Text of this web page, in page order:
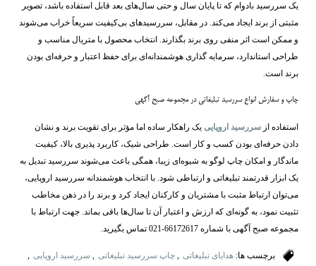
یک سررسید بادوام که تا پایان سال و حتی سال‌های بعد قابل استفاده باشد، تصویر
مثبتی از برند ایجاد می‌کند. در مقابل، سررسیدهای بی‌کیفیت سریعاً خراب می‌شوند
و ممکن است اثر منفی روی برند بگذارند. انتخاب محصول با متریال مناسب و
طراحی استاندارد، سرمایه‌ گذاری هوشمندانه‌ای برای حفظ اعتبار و حرفه‌ای بودن
برند است.
چاپ و سفارش انواع سررسید تبلیغاتی در مجموعه صبح آگهی
استفاده از سررسید اروپایی یک راهکار ساده اما مؤثر برای تقویت برند و نشان
دادن حرفه‌ای بودن کسب ‌و کار است. طراحی شیک، کاربرد پذیری بالا، کیفیت
ماندگار و امکان چاپ لوگو به شیوه‌ای زیبا، همگی باعث می‌شوند سررسید تبدیل به
یک ابزار قدرتمند تبلیغاتی و ارتباطی شود. با انتخاب هوشمندانه سررسید اروپایی،
می‌توان ارتباط مثبت با مشتریان و کارکنان ایجاد کرد و برند را در ذهن مخاطب
تثبیت نمود، به گونه‌ای که ارزش و اعتبار آن تا سال‌ها باقی بماند. جهت ارتباط با
مجموعه صبح آگهی با شماره 66172617-021 تماس بگیرید.
برچسب ها: هدایای تبلیغاتی , چاپ سررسید تبلیغاتی , سررسید اروپایی ,